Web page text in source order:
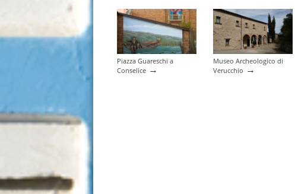
Piazza Guareschi a
Conselice →
Museo Archeologico di
Verucchio →